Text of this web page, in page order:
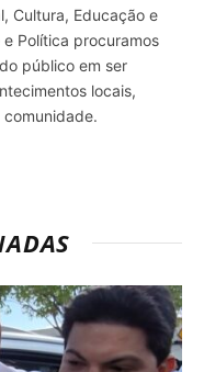
Cultura, Educação e
Política procuramos
público em ser
locais,
comunidade.